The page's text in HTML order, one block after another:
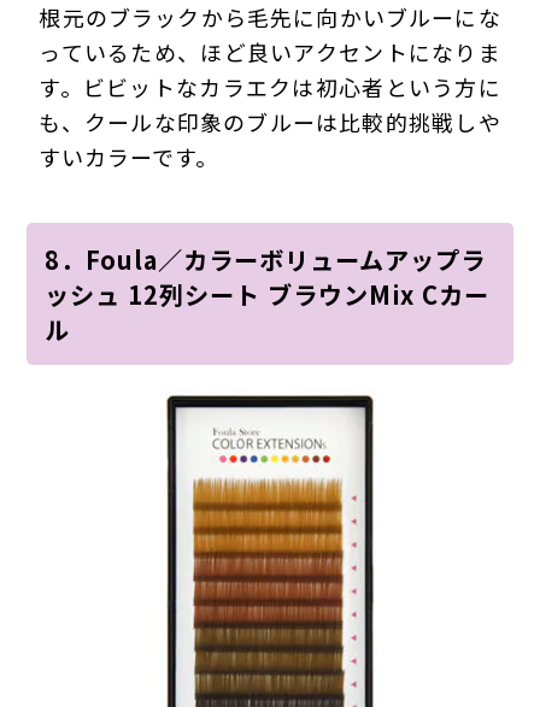
根元のブラックから毛先に向かいブルーにな
っているため、ほど良いアクセントになりま
す。ビビットなカラエクは初心者という方に
も、クールな印象のブルーは比較的挑戦しや
すいカラーです。
8．Foula／カラーボリュームアップラ
ッシュ 12列シート ブラウンMix Cカー
ル